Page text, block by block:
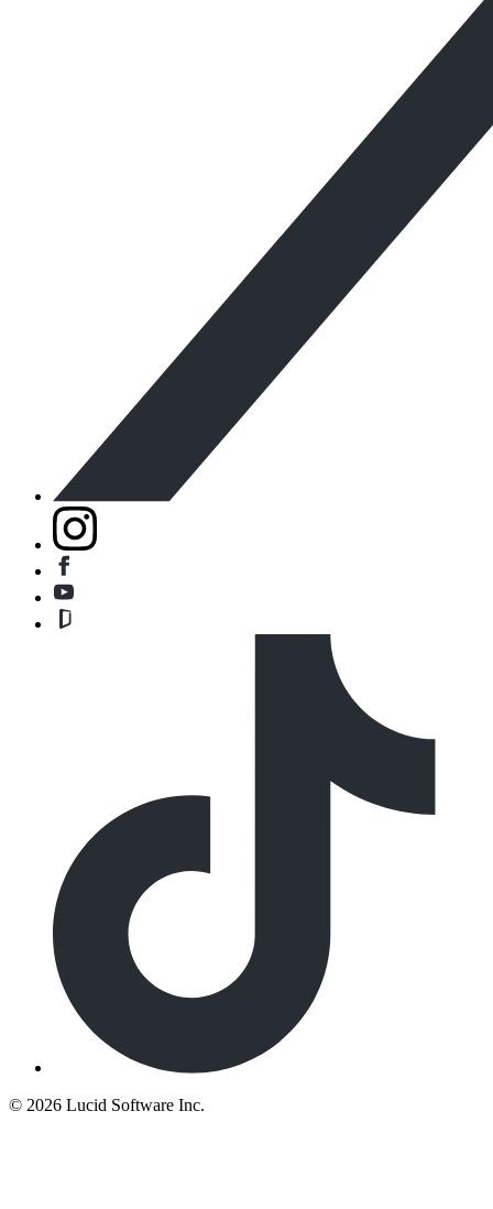
© 2026 Lucid Software Inc.